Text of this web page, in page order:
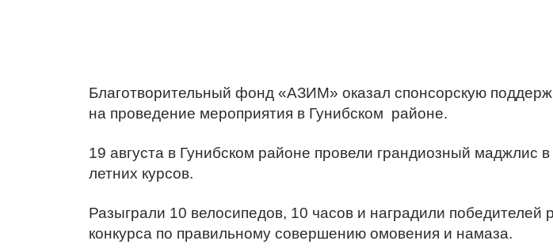
Благотворительный фонд «АЗИМ» оказал спонсорскую
на проведение мероприятия в Гунибском районе.
19 августа в Гунибском районе провели грандиозный маджлис в
летних курсов.
Разыграли 10 велосипедов, 10 часов и наградили победителей
конкурса по правильному совершению омовения и намаза.